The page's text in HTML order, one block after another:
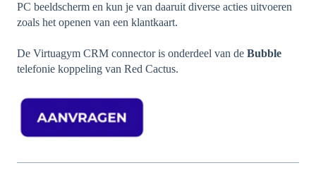
PC beeldscherm en kun je van daaruit diverse acties uitvoeren
zoals het openen van een klantkaart.
De Virtuagym CRM connector is onderdeel van de Bubble
telefonie koppeling van Red Cactus.